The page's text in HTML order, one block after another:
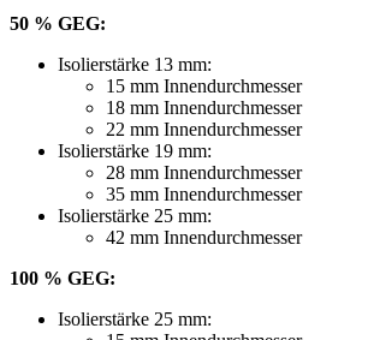
50 % GEG:
Isolierstärke 13 mm:
15 mm Innendurchmesser
18 mm Innendurchmesser
22 mm Innendurchmesser
Isolierstärke 19 mm:
28 mm Innendurchmesser
35 mm Innendurchmesser
Isolierstärke 25 mm:
42 mm Innendurchmesser
100 % GEG:
Isolierstärke 25 mm: